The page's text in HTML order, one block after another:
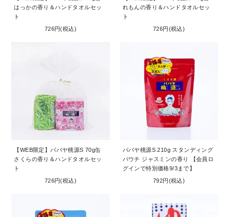
はっかの香り＆ハンドタオルセッ
ト
726円(税込)
れもんの香り＆ハンドタオルセッ
ト
726円(税込)
【WEB限定】パパヤ桃源S 70g缶
さくらの香り＆ハンドタオルセッ
ト
726円(税込)
パパヤ桃源S 210g スタンディング
パウチ ジャスミンの香り 【会員ロ
グインで特別価格9/3まで】
792円(税込)